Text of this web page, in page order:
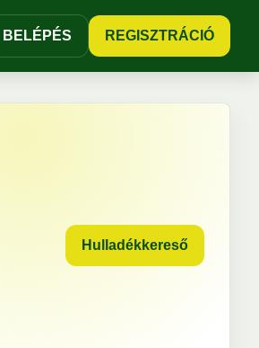
BELÉPÉS REGISZTRÁCIÓ
Hulladékkereső